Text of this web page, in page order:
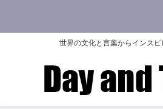
世界の文化と言葉からインスピ